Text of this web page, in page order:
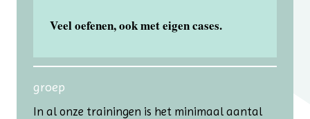
Veel oefenen, ook met eigen cases.
groep
In al onze trainingen is het minimaal aantal